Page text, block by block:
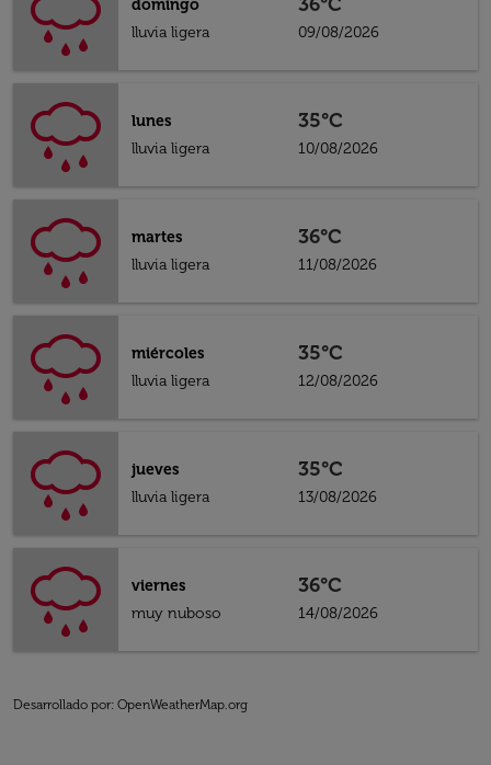
domingo
lluvia ligera
09/08/2026
lunes
lluvia ligera
35°C
10/08/2026
martes
lluvia ligera
36°C
11/08/2026
miércoles
lluvia ligera
35°C
12/08/2026
jueves
lluvia ligera
35°C
13/08/2026
viernes
muy nuboso
36°C
14/08/2026
Desarrollado por: OpenWeatherMap.org